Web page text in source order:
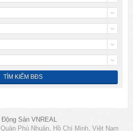
Động Sản VNREAL
Phú Nhuận, Hồ Chí Minh, Việt Nam